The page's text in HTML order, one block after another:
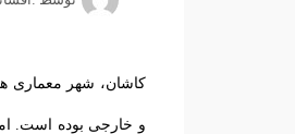
کاشان، شهر معماری
و خارجی بوده است.